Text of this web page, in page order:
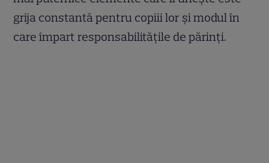
grija constantă pentru copiii lor și modul în
care împart responsabilitățile de părinți.